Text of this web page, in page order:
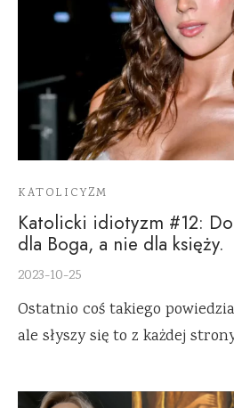
KATOLICYZM
Katolicki idiotyzm #12:
dla Boga, a nie dla księży.
2023-10-25
Ostatnio coś takiego
ale słyszy się to z każdej